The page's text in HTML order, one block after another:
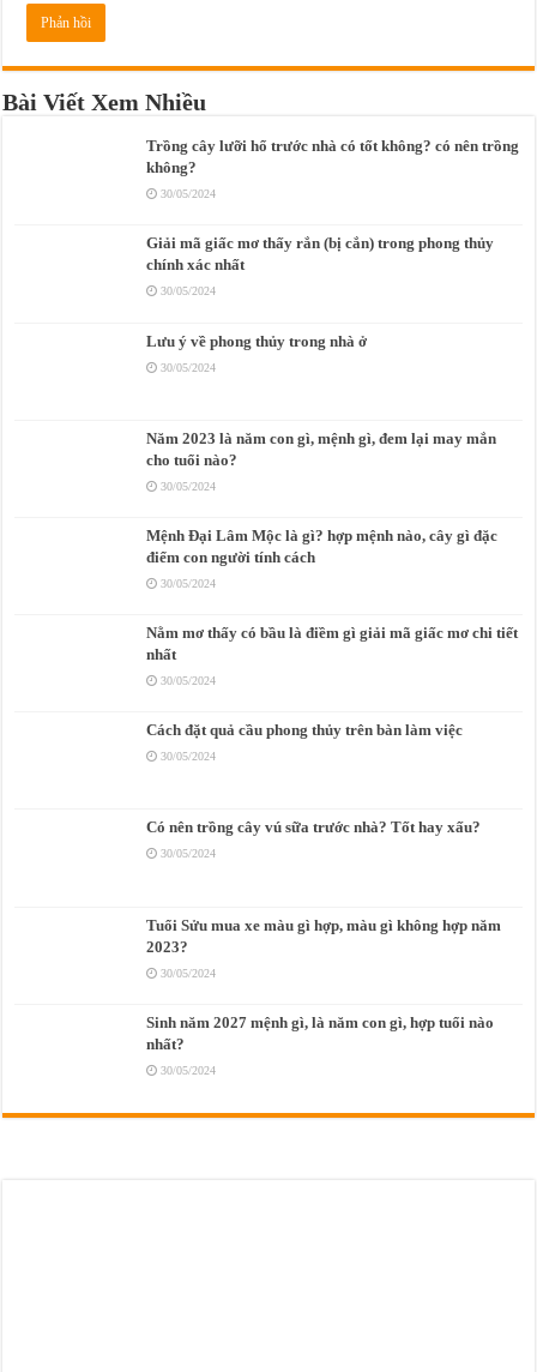
Bài Viết Xem Nhiều
Trồng cây lưỡi hổ trước nhà có tốt không? có nên trồng
không?
30/05/2024
Giải mã giấc mơ thấy rắn (bị cắn) trong phong thủy
chính xác nhất
30/05/2024
Lưu ý về phong thủy trong nhà ở
30/05/2024
Năm 2023 là năm con gì, mệnh gì, đem lại may mắn
cho tuổi nào?
30/05/2024
Mệnh Đại Lâm Mộc là gì? hợp mệnh nào, cây gì đặc
điểm con người tính cách
30/05/2024
Nằm mơ thấy có bầu là điềm gì giải mã giấc mơ chi tiết
nhất
30/05/2024
Cách đặt quả cầu phong thủy trên bàn làm việc
30/05/2024
Có nên trồng cây vú sữa trước nhà? Tốt hay xấu?
30/05/2024
Tuổi Sửu mua xe màu gì hợp, màu gì không hợp năm
2023?
30/05/2024
Sinh năm 2027 mệnh gì, là năm con gì, hợp tuổi nào
nhất?
30/05/2024